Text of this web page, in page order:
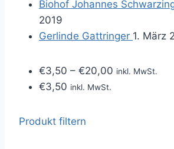
Biohof Johannes
2019
Gerlinde Gattringer 1. März
€3,50 – €20,00 inkl. MwSt.
€3,50 inkl. MwSt.
Produkt filtern